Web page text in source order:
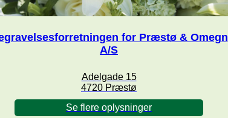
for Præstø & Omegn
A/S
Adelgade 15
4720 Præstø
Se flere oplysninger